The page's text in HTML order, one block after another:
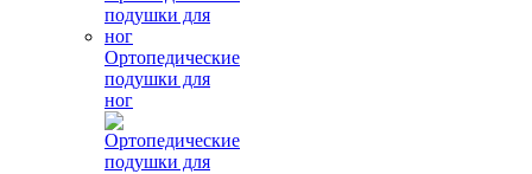
Ортопедические
подушки для
ног